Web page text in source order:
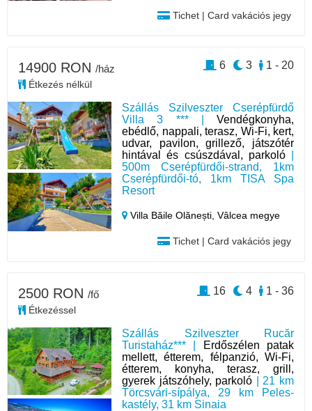
Tichet | Card vakációs jegy
Szállás Szilveszter Cserépfürdő
Villa 3 *** | Vendégkonyha,
ebédlő, nappali, terasz, Wi-Fi, kert,
udvar, pavilon, grillező, játszótér
hintával és csúszdával, parkoló|
500m Cserépfürdői-strand, 1km
Cserépfürdői-tó, 1km TISA Spa
Resort
Villa Băile Olănești,Vâlcea megye
Tichet | Card vakációs jegy
14900 RON /ház
Étkezés nélkül
1 - 20
3
6
Szállás Szilveszter Rucăr
Turistaház*** |
Erdőszélen patak
mellett, étterem, félpanzió, Wi-Fi,
étterem, konyha, terasz, grill,
gyerek játszóhely, parkoló | 21 km
Törcsvári-sípálya, 29 km Peles-
kastély, 31 km Sinaia
2500 RON /fő
Étkezéssel
1 - 36
4
16